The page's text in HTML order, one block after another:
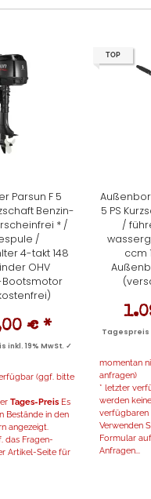
Parsun F 5
Benzin-
* /
/
4-takt 148
OHV
€ *
19% MwSt. ✓
(ggf. bitte
Tages-Preis Es
Bestände in den
angezeigt.
das Fragen-
Artikel-Seite für
TOP
5 PS
/
ccm
Tagespreis
momentan
anfragen)
* letzter
werden
verfügbaren
Verwenden
Formular
Anfragen...